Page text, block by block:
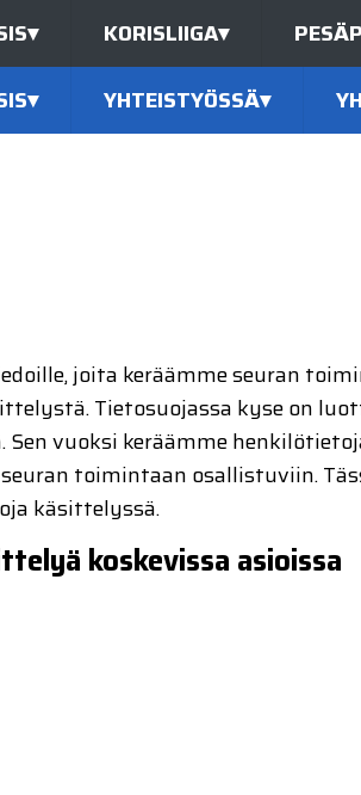
▾ KORISLIIGA▾
▾ YHTEISTYÖSSÄ▾
joita keräämme seuran
Tietosuojassa kyse on
Sen vuoksi keräämme
toimintaan osallistuviin.
käsittelyssä.
koskevissa asioissa